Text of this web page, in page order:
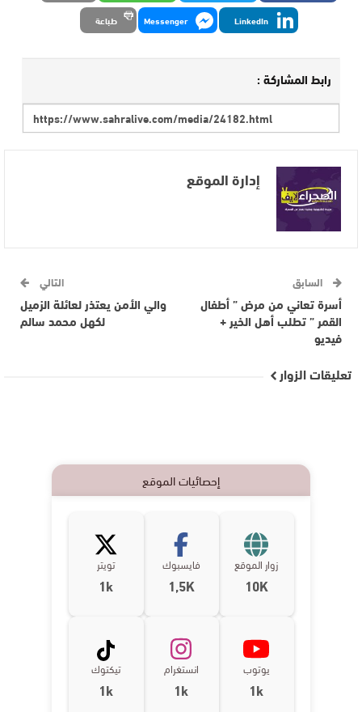
LinkedIn
Messenger طباعة
رابط المشاركة :
إدارة الموقع
السابق
أسرة تعاني من مرض ” أطفال
القمر ” تطلب أهل الخير +
فيديو
التالي
والي الأمن يعتذر لعائلة الزميل
لكهل محمد سالم
تعليقات الزوار
إحصائيات الموقع
زوار الموقع
10K
فايسبوك
1,5K
تويتر
1k
يوتوب
1k
انستغرام
1k
تيكتوك
1k